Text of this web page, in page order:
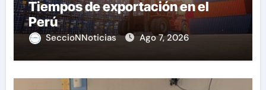
Tiempos de exportación en el
Perú
SeccioNNoticias Ago 7, 2026